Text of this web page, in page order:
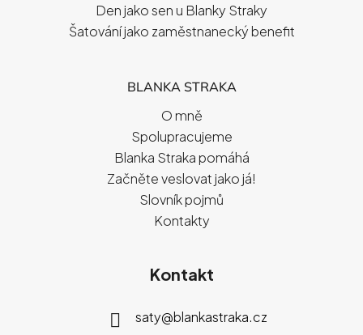
Den jako sen u Blanky Straky
Šatování jako zaměstnanecký benefit
BLANKA STRAKA
O mně
Spolupracujeme
Blanka Straka pomáhá
Začněte veslovat jako já!
Slovník pojmů
Kontakty
Kontakt
saty@blankastraka.cz